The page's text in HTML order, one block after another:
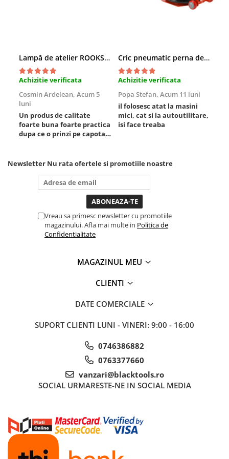
Audi
Bmw
Chevrolet
Chrysler
Citroen
Dacia
Fiat
Jaguar
Volkswagen
Scule Pneumatice
Accesorii Pneumatice
Lampă de atelier ROOKS B2 HYBRID pentru capotă, 2000 lumeni, 5000 mAh
Achizitie verificata
Cosmin Ardelean, Acum 5
luni
Un produs de calitate
foarte buna foarte practica
dupa ce o prinzi pe capota
nevoie lumina puternica si
destul de mult dar daca o
bagi la priza nu mai ai
treaba toata ziua ,ce...
Cric pneumatic perna de aer cu inaltator 6T
Achizitie verificata
Popa Stefan, Acum 11 luni
il folosesc atat la masini
mici, cat si la autoutilitare,
isi face treaba
Newsletter Nu rata ofertele si promotiile noastre
Vreau sa primesc newsletter cu promotiile
magazinului. Afla mai multe in Politica de
Confidentialitate
MAGAZINUL MEU
CLIENTI
DATE COMERCIALE
SUPORT CLIENTI LUNI - VINERI: 9:00 - 16:00
0746386882
0763377660
vanzari@blacktools.ro
SOCIAL URMARESTE-NE IN SOCIAL MEDIA